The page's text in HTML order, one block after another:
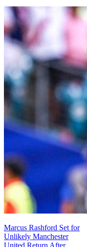
Marcus Rashford Set for
Unlikely Manchester
United Return After